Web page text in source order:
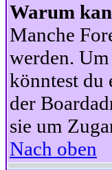
Warum
Manche
werden.
könntest du
der
sie um
Nach oben